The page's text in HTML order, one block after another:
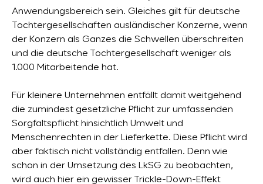
Anwendungsbereich sein. Gleiches gilt für deutsche
Tochtergesellschaften ausländischer Konzerne, wenn
der Konzern als Ganzes die Schwellen überschreiten
und die deutsche Tochtergesellschaft weniger als
1.000 Mitarbeitende hat.
Für kleinere Unternehmen entfällt damit weitgehend
die zumindest gesetzliche Pflicht zur umfassenden
Sorgfaltspflicht hinsichtlich Umwelt und
Menschenrechten in der Lieferkette. Diese Pflicht wird
aber faktisch nicht vollständig entfallen. Denn wie
schon in der Umsetzung des LkSG zu beobachten,
wird auch hier ein gewisser Trickle-Down-Effekt